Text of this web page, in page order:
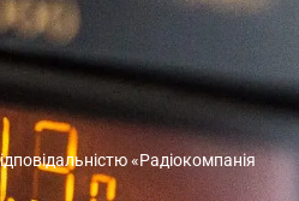
«Радіокомпанія